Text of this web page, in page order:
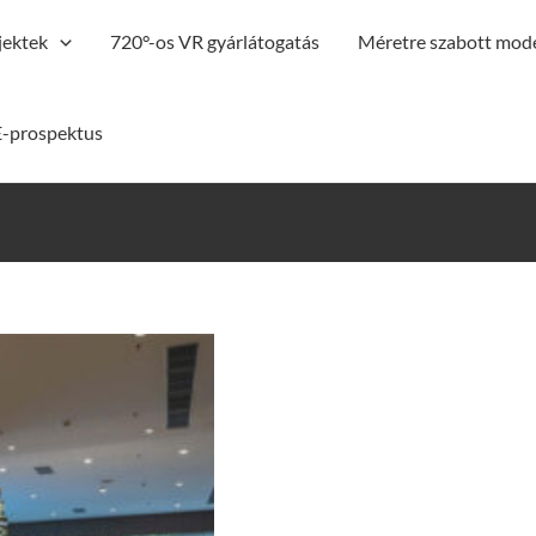
720°-os VR gyárlátogatás Méretre szabott
prospektus